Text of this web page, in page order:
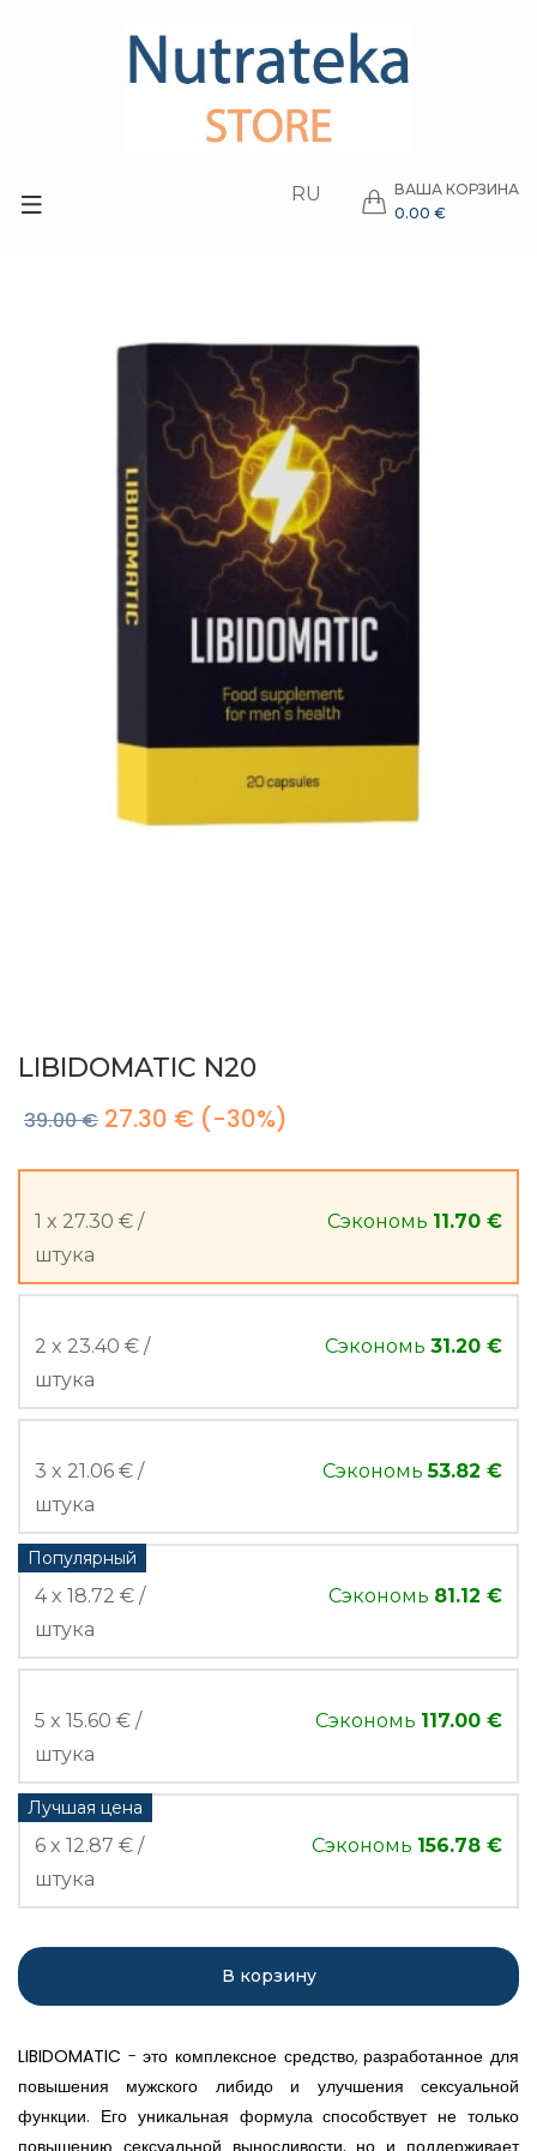
ВАША КОРЗИНА
0.00 €
RU
LIBIDOMATIC N20
39.00 € 27.30 € (-30%)
1 x 27.30 € /
штука
Сэкономь 11.70 €
2 x 23.40 € /
штука
Сэкономь 31.20 €
3 x 21.06 € /
штука
Сэкономь53.82 €
Популярный
4 x 18.72 € /
штука
Сэкономь 81.12 €
5 x 15.60 € /
штука
Сэкономь 117.00 €
Лучшая цена
6 x 12.87 € /
штука
Сэкономь 156.78 €
В корзину
LIBIDOMATIC - это комплексное средство, разработанное для
повышения мужского либидо и улучшения сексуальной
функции. Его уникальная формула способствует не только
повышению сексуальной выносливости, но и поддерживает